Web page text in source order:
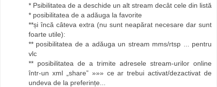
* Psibilitatea de a deschide un alt stream decât cele din listă
* posibilitatea de a adăuga la favorite
**și încă câteva extra (nu sunt neapărat necesare dar sunt
foarte utile):
** posibilitatea de a adăuga un stream mms/rtsp ... pentru
vlc
** posibilitatea de a trimite adresele stream-urilor online
într-un xml „share” »»» ce ar trebui activat/dezactivat de
undeva de la preferințe...